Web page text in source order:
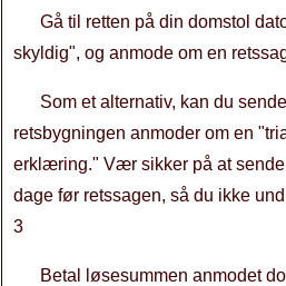
Gå til retten på din domstol
skyldig", og anmode om en
Som et alternativ, kan du
retsbygningen anmoder om en
erklæring." Vær sikker på at sende
dage før retssagen, så du ikke
3
Betal løsesummen anmodet